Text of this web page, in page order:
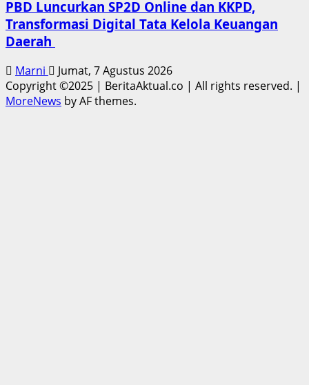
PBD Luncurkan SP2D Online dan KKPD,
Transformasi Digital Tata Kelola Keuangan
Daerah
Marni
Jumat, 7 Agustus 2026
Copyright ©2025 | BeritaAktual.co | All rights reserved. |
MoreNews by AF themes.